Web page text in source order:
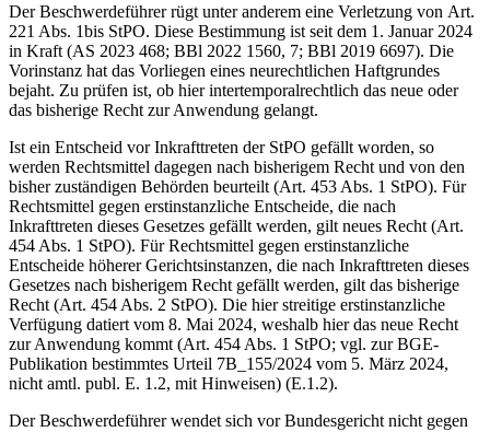
Der Beschwerdeführer rügt unter anderem eine Verletzung von Art.
221 Abs. 1bis StPO. Diese Bestimmung ist seit dem 1. Januar 2024
in Kraft (AS 2023 468; BBl 2022 1560, 7; BBl 2019 6697). Die
Vorinstanz hat das Vorliegen eines neurechtlichen Haftgrundes
bejaht. Zu prüfen ist, ob hier intertemporalrechtlich das neue oder
das bisherige Recht zur Anwendung gelangt.
Ist ein Entscheid vor Inkrafttreten der StPO gefällt worden, so
werden Rechtsmittel dagegen nach bisherigem Recht und von den
bisher zuständigen Behörden beurteilt (Art. 453 Abs. 1 StPO). Für
Rechtsmittel gegen erstinstanzliche Entscheide, die nach
Inkrafttreten dieses Gesetzes gefällt werden, gilt neues Recht (Art.
454 Abs. 1 StPO). Für Rechtsmittel gegen erstinstanzliche
Entscheide höherer Gerichtsinstanzen, die nach Inkrafttreten dieses
Gesetzes nach bisherigem Recht gefällt werden, gilt das bisherige
Recht (Art. 454 Abs. 2 StPO). Die hier streitige erstinstanzliche
Verfügung datiert vom 8. Mai 2024, weshalb hier das neue Recht
zur Anwendung kommt (Art. 454 Abs. 1 StPO; vgl. zur BGE-
Publikation bestimmtes Urteil 7B_155/2024 vom 5. März 2024,
nicht amtl. publ. E. 1.2, mit Hinweisen) (E.1.2).
Der Beschwerdeführer wendet sich vor Bundesgericht nicht gegen